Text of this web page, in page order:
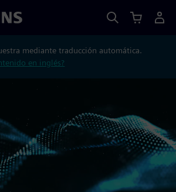
mediante traducción automática.
en inglés?